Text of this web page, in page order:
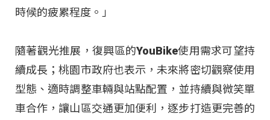
時候的疲累程度。」
隨著觀光推展，復興區的YouBike使用需求可望持
續成長；桃園市政府也表示，未來將密切觀察使用
型態、適時調整車輛與站點配置，並持續與微笑單
車合作，讓山區交通更加便利，逐步打造更完善的